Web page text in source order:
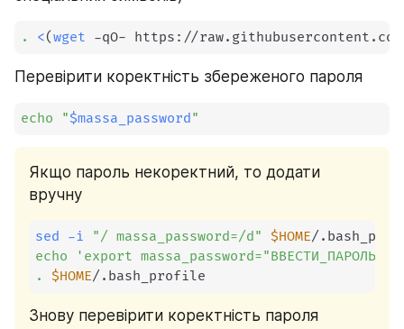
. <(wget -qO- https://
Перевірити коректність збереженого пароля
echo "$massa_password"
Якщо пароль некоректний, то додати
вручну
sed -i "/ massa_password=/d" $HOME
echo
'export massa_password="ВВЕСТИ_ПАРОЛЬ"'
.
$HOME/.bash_profile
Знову перевірити коректність пароля